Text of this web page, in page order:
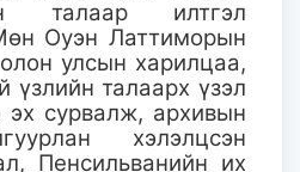
талаар илтгэл
Оуэн Латтиморын
улсын харилцаа,
үзлийн талаарх үзэл
сурвалж, архивын
хэлэлцсэн
Пенсильванийн их